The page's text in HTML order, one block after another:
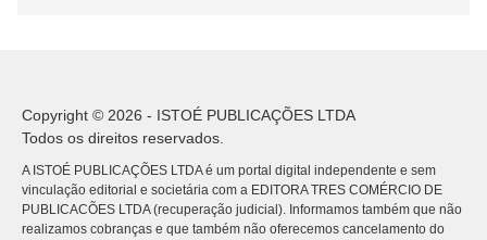
Copyright © 2026 - ISTOÉ PUBLICAÇÕES LTDA
Todos os direitos reservados.
A ISTOÉ PUBLICAÇÕES LTDA é um portal digital independente e sem
vinculação editorial e societária com a EDITORA TRES COMÉRCIO DE
PUBLICACÕES LTDA (recuperação judicial). Informamos também que não
realizamos cobranças e que também não oferecemos cancelamento do